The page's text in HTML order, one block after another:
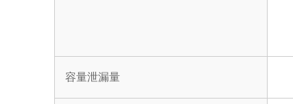
容量泄漏量